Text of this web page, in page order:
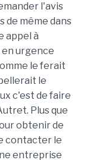
l'avis
de même dans
appel à
urgence
le ferait
le
c'est de faire
Plus que
obtenir de
contacter le
entreprise